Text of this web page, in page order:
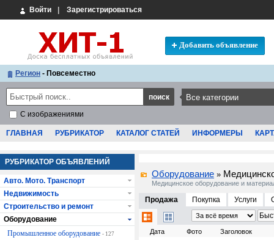
Войти Зарегистрироваться
Добавить объявление
Регион - Повсеместно
С изображениями
ГЛАВНАЯ РУБРИКАТОР КАТАЛОГ СТАТЕЙ ИНФОРМЕРЫ
Оборудование »
Медицинское оборудование и
Продажа Покупка Услуги
Дата Фото Заголовок
РУБРИКАТОР ОБЪЯВЛЕНИЙ
Авто. Мото. Транспорт
Недвижимость
Строительство и ремонт
Оборудование
Промышленное оборудование - 127